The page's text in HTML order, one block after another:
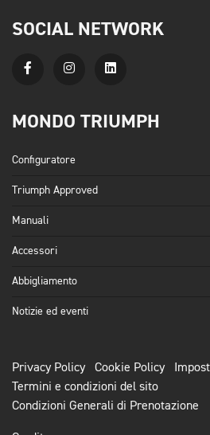
SOCIAL NETWORK
MONDO TRIUMPH
Configuratore
Triumph Approved
Manuali
Accessori
Abbigliamento
Notizie ed eventi
Privacy Policy Cookie Policy
Termini e condizioni del sito
Condizioni Generali di Prenotazione